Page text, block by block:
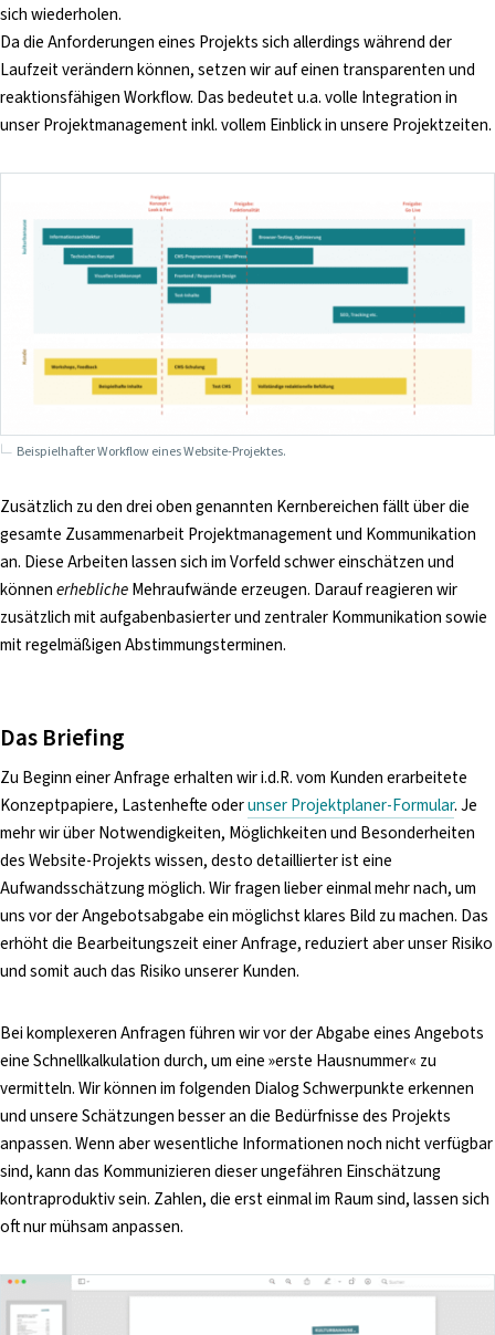
sich wiederholen.
Da die Anforderungen eines Projekts sich allerdings während der
Laufzeit verändern können, setzen wir auf einen transparenten und
reaktionsfähigen Workflow. Das bedeutet u.a. volle Integration in
unser Projektmanagement inkl. vollem Einblick in unsere Projektzeiten.
Beispielhafter Workflow eines Website-Projektes.
Zusätzlich zu den drei oben genannten Kernbereichen fällt über die
gesamte Zusammenarbeit Projektmanagement und Kommunikation
an. Diese Arbeiten lassen sich im Vorfeld schwer einschätzen und
könnenerheblicheMehraufwände erzeugen. Darauf reagieren wir
zusätzlich mit aufgabenbasierter und zentraler Kommunikation sowie
mit regelmäßigen Abstimmungsterminen.
Das Briefing
Zu Beginn einer Anfrage erhalten wir i.d.R. vom Kunden erarbeitete
Konzeptpapiere, Lastenhefte oderunser Projektplaner-Formular. Je
mehr wir über Notwendigkeiten, Möglichkeiten und Besonderheiten
des Website-Projekts wissen, desto detaillierter ist eine
Aufwandsschätzung möglich. Wir fragen lieber einmal mehr nach, um
uns vor der Angebotsabgabe ein möglichst klares Bild zu machen. Das
erhöht die Bearbeitungszeit einer Anfrage, reduziert aber unser Risiko
und somit auch das Risiko unserer Kunden.
Bei komplexeren Anfragen führen wir vor der Abgabe eines Angebots
eine Schnellkalkulation durch, um eine »erste Hausnummer« zu
vermitteln. Wir können im folgenden Dialog Schwerpunkte erkennen
und unsere Schätzungen besser an die Bedürfnisse des Projekts
anpassen. Wenn aber wesentliche Informationen noch nicht verfügbar
sind, kann das Kommunizieren dieser ungefähren Einschätzung
kontraproduktiv sein. Zahlen, die erst einmal im Raum sind, lassen sich
oft nur mühsam anpassen.